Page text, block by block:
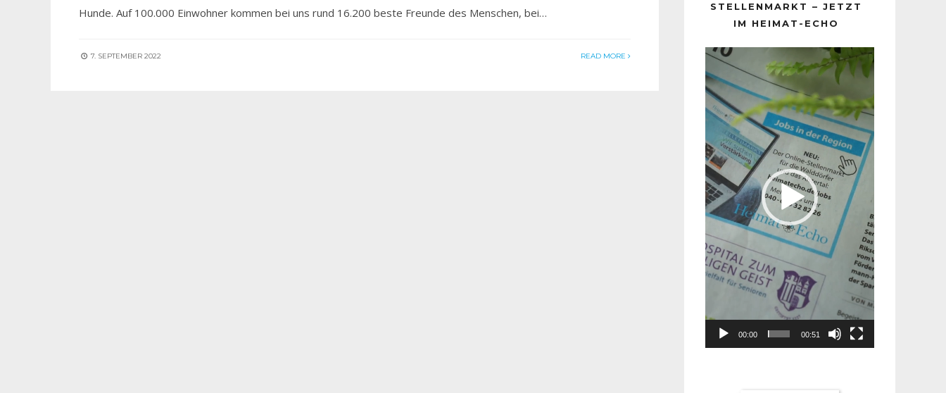
Hunde. Auf 100.000 Einwohner kommen bei uns rund 16.200 beste Freunde des Menschen, bei…
7. SEPTEMBER 2022 READ MORE
STELLENMARKT – JETZT
IM HEIMAT-ECHO
Player
00:00 00:51